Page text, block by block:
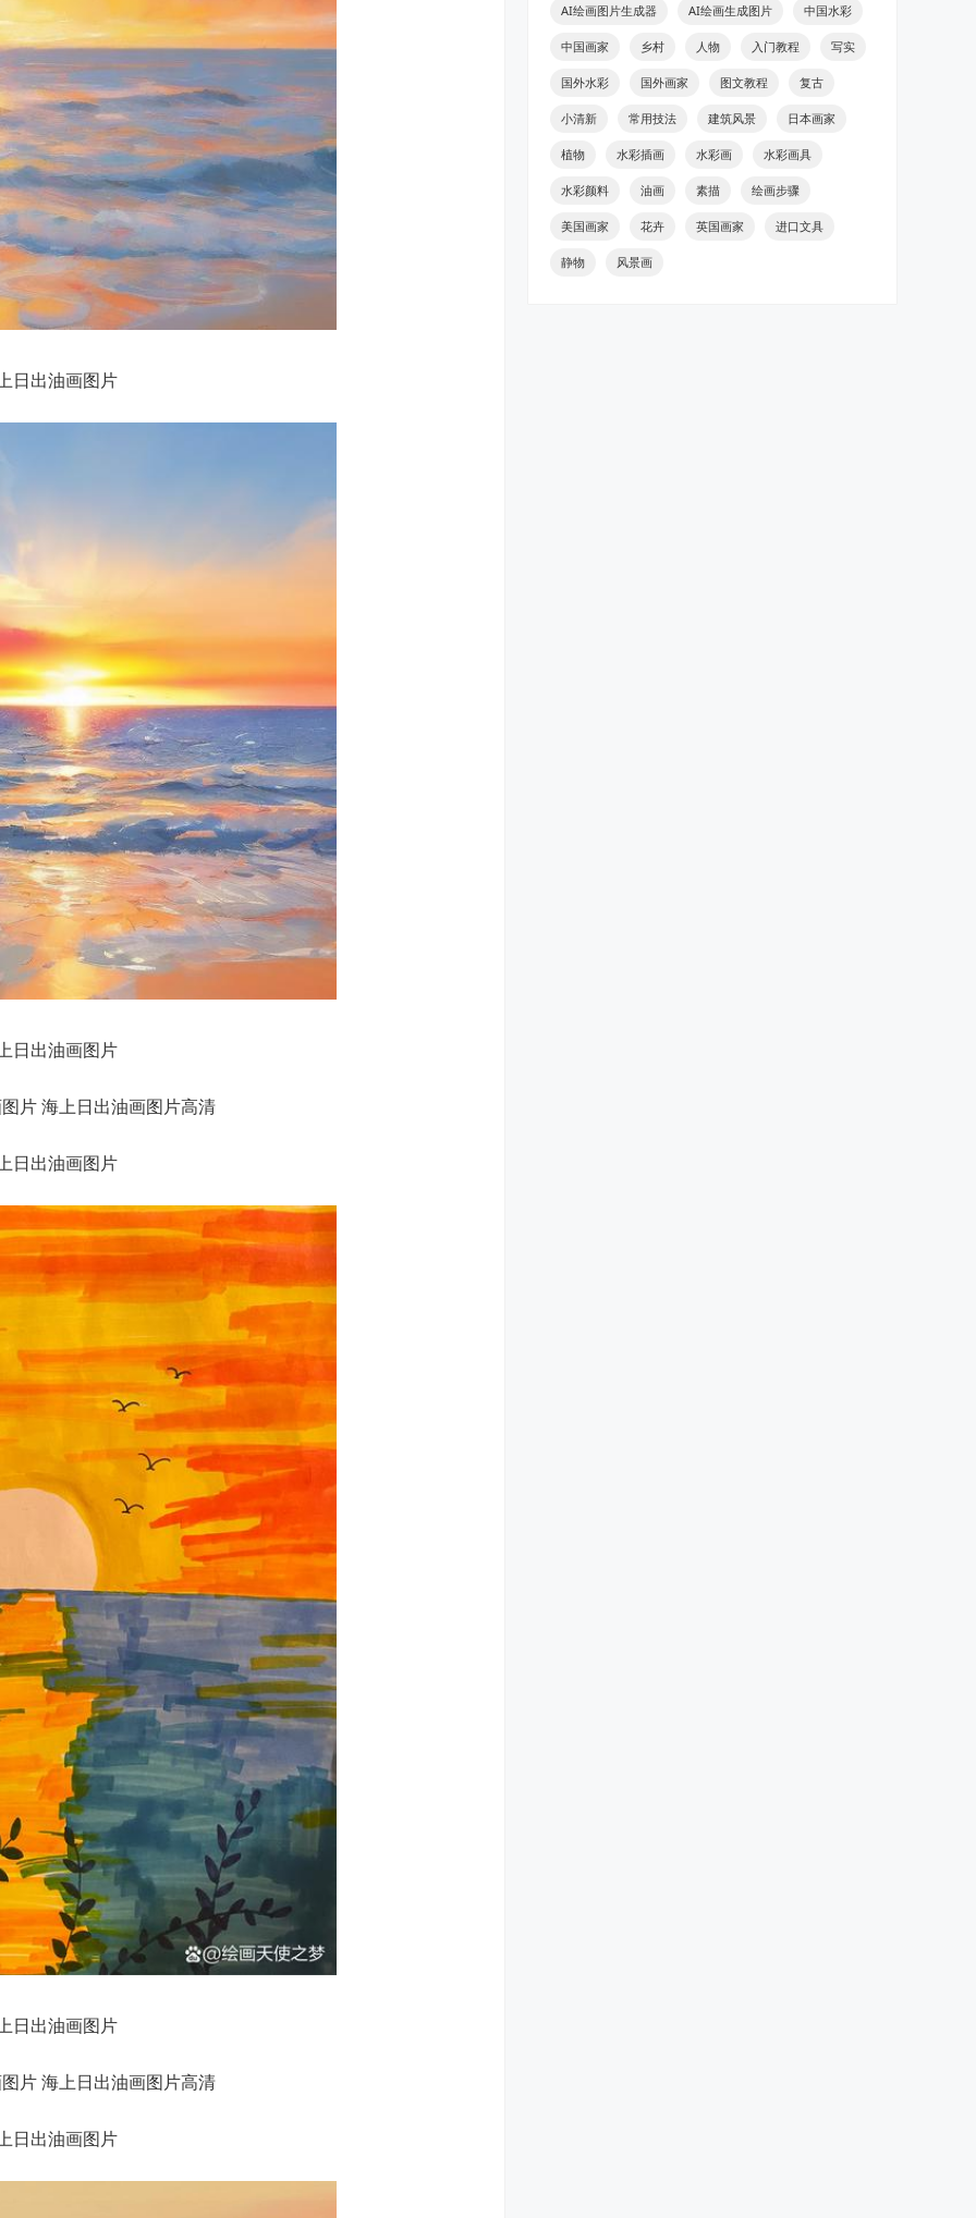
日出油画图片
日出油画图片
日出油画图片
日出油画图片
日出油画图片
AI绘画图片生成器 AI绘画生成图片 中国水彩
中国画家 乡村 人物 入门教程 写实
国外水彩 国外画家 图文教程 复古
小清新 常用技法 建筑风景 日本画家
植物 水彩插画 水彩画 水彩画具
水彩颜料 油画 素描 绘画步骤
美国画家 花卉 英国画家 进口文具
静物 风景画